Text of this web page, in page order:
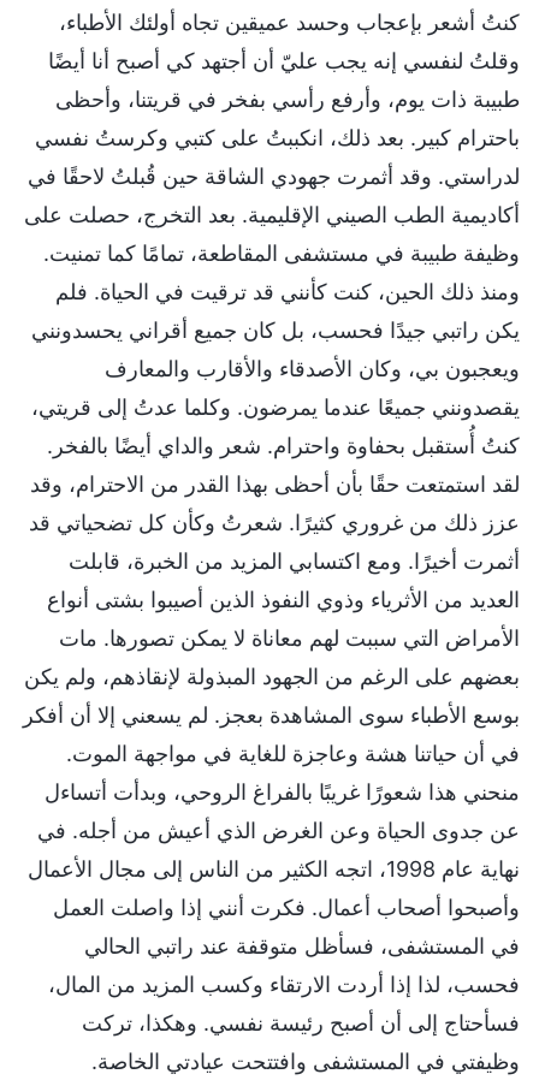
كنتُ أشعر بإعجاب وحسد عميقين تجاه أولئك الأطباء،
وقلتُ لنفسي إنه يجب عليّ أن أجتهد كي أصبح أنا أيضًا
طبيبة ذات يوم، وأرفع رأسي بفخر في قريتنا، وأحظى
باحترام كبير. بعد ذلك، انكببتُ على كتبي وكرستُ نفسي
لدراستي. وقد أثمرت جهودي الشاقة حين قُبلتُ لاحقًا في
أكاديمية الطب الصيني الإقليمية. بعد التخرج، حصلت على
وظيفة طبيبة في مستشفى المقاطعة، تمامًا كما تمنيت.
ومنذ ذلك الحين، كنت كأنني قد ترقيت في الحياة. فلم
يكن راتبي جيدًا فحسب، بل كان جميع أقراني يحسدونني
ويعجبون بي، وكان الأصدقاء والأقارب والمعارف
يقصدونني جميعًا عندما يمرضون. وكلما عدتُ إلى قريتي،
كنتُ أُستقبل بحفاوة واحترام. شعر والداي أيضًا بالفخر.
لقد استمتعت حقًا بأن أحظى بهذا القدر من الاحترام، وقد
عزز ذلك من غروري كثيرًا. شعرتُ وكأن كل تضحياتي قد
أثمرت أخيرًا. ومع اكتسابي المزيد من الخبرة، قابلت
العديد من الأثرياء وذوي النفوذ الذين أصيبوا بشتى أنواع
الأمراض التي سببت لهم معاناة لا يمكن تصورها. مات
بعضهم على الرغم من الجهود المبذولة لإنقاذهم، ولم يكن
بوسع الأطباء سوى المشاهدة بعجز. لم يسعني إلا أن أفكر
في أن حياتنا هشة وعاجزة للغاية في مواجهة الموت.
منحني هذا شعورًا غريبًا بالفراغ الروحي، وبدأت أتساءل
عن جدوى الحياة وعن الغرض الذي أعيش من أجله. في
نهاية عام 1998، اتجه الكثير من الناس إلى مجال الأعمال
وأصبحوا أصحاب أعمال. فكرت أنني إذا واصلت العمل
في المستشفى، فسأظل متوقفة عند راتبي الحالي
فحسب، لذا إذا أردت الارتقاء وكسب المزيد من المال،
فسأحتاج إلى أن أصبح رئيسة نفسي. وهكذا، تركت
وظيفتي في المستشفى وافتتحت عيادتي الخاصة.